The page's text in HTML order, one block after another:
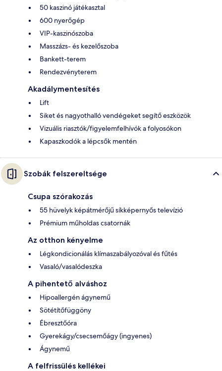
50 kaszinó játékasztal
600 nyerőgép
VIP-kaszinószoba
Masszázs- és kezelőszoba
Bankett-terem
Rendezvényterem
Akadálymentesítés
Lift
Siket és nagyothalló vendégeket segítő eszközök
Vizuális riasztók/figyelemfelhívók a folyosókon
Kapaszkodók a lépcsők mentén
Szobák felszereltsége
Csupa szórakozás
55 hüvelyk képátmérőjű síkképernyős televízió
Prémium műholdas csatornák
Az otthon kényelme
Légkondicionálás klímaszabályozóval és fűtés
Vasaló/vasalódeszka
A pihentető alváshoz
Hipoallergén ágynemű
Sötétítőfüggöny
Ébresztőóra
Gyerekágy/csecsemőágy (ingyenes)
Ágynemű
A felfrissülés kellékei